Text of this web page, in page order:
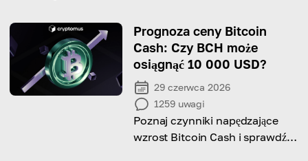
Prognoza ceny Bitcoin
Cash: Czy BCH może
osiągnąć 10 000 USD?
29 czerwca 2026
1259 uwagi
Poznaj czynniki napędzające
wzrost Bitcoin Cash i sprawdź,